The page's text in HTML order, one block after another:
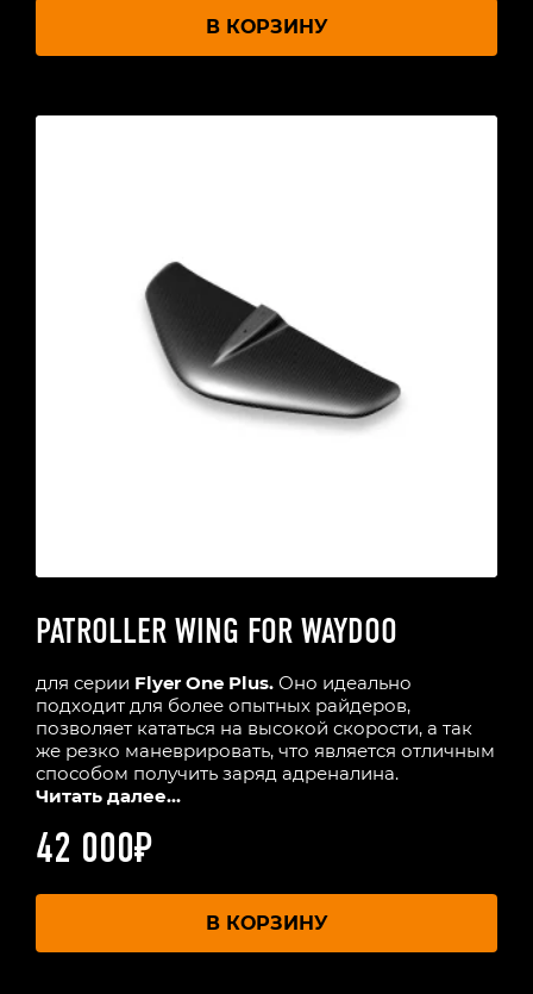
В КОРЗИНУ
PATROLLER WING FOR WAYDOO
для серии Flyer One Plus. Оно идеально
подходит для более опытных райдеров,
позволяет кататься на высокой скорости, а так
же резко маневрировать, что является отличным
способом получить заряд адреналина.
Читать далее...
42 000₽
В КОРЗИНУ